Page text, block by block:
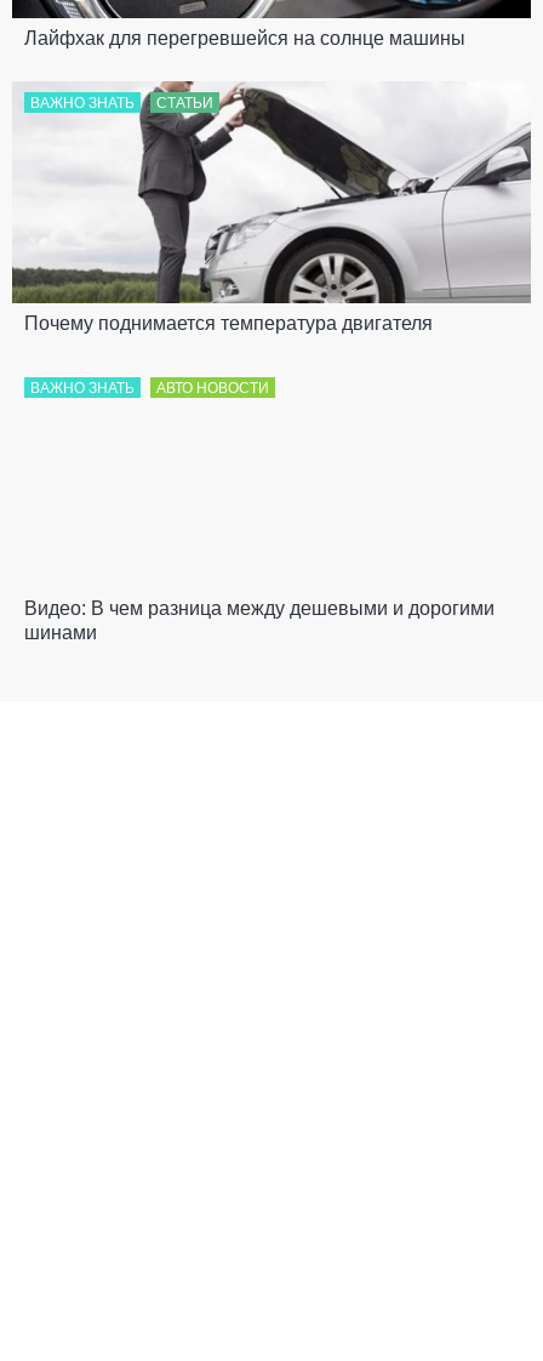
Лайфхак для перегревшейся на солнце машины
ВАЖНО ЗНАТЬ СТАТЬИ
Почему поднимается температура двигателя
ВАЖНО ЗНАТЬ АВТО НОВОСТИ
Видео: В чем разница между дешевыми и дорогими
шинами